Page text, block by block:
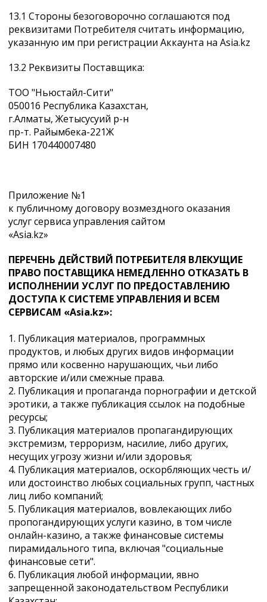
13.1 Стороны безоговорочно соглашаются под
реквизитами Потребителя считать информацию,
указанную им при регистрации Аккаунта на Asia.kz
13.2 Реквизиты Поставщика:
ТОО "Ньюстайл-Сити"
050016 Республика Казахстан,
г.Алматы, Жетысусуий р-н
пр-т. Райымбека-221Ж
БИН 170440007480
Приложение №1
к публичному договору возмездного оказания
услуг сервиса управления сайтом
«Asia.kz»
ПЕРЕЧЕНЬ ДЕЙСТВИЙ ПОТРЕБИТЕЛЯ ВЛЕКУЩИЕ
ПРАВО ПОСТАВЩИКА НЕМЕДЛЕННО ОТКАЗАТЬ В
ИСПОЛНЕНИИ УСЛУГ ПО ПРЕДОСТАВЛЕНИЮ
ДОСТУПА К СИСТЕМЕ УПРАВЛЕНИЯ И ВСЕМ
СЕРВИСАМ «Asia.kz»:
1. Публикация материалов, программных
продуктов, и любых других видов информации
прямо или косвенно нарушающих, чьи либо
авторские и/или смежные права.
2. Публикация и пропаганда порнографии и детской
эротики, а также публикация ссылок на подобные
ресурсы;
3. Публикация материалов пропагандирующих
экстремизм, терроризм, насилие, либо других,
несущих угрозу жизни и/или здоровья;
4. Публикация материалов, оскорбляющих честь и/
или достоинство любых социальных групп, частных
лиц либо компаний;
5. Публикация материалов, вовлекающих либо
пропогандирующих услуги казино, в том числе
онлайн-казино, а также финансовые системы
пирамидального типа, включая "социальные
финансовые сети".
6. Публикация любой информации, явно
запрещенной законодательством Республики